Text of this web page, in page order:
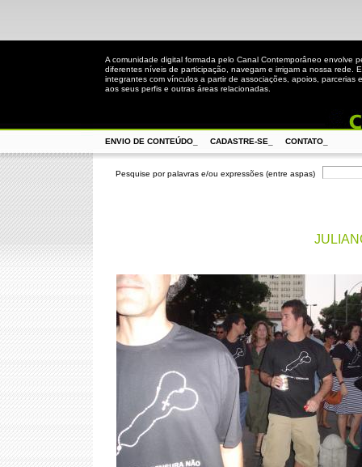
A comunidade digital formada pelo Canal Contemporâneo envolve
diferentes níveis de participação, navegam e irrigam a nossa rede.
integrantes com vínculos a partir de associações, apoios, parcerias
aos seus perfis e outras áreas relacionadas.
ENVIO DE CONTEÚDO_ CADASTRE-SE_ CONTATO_
Pesquise por palavras e/ou expressões (entre aspas)